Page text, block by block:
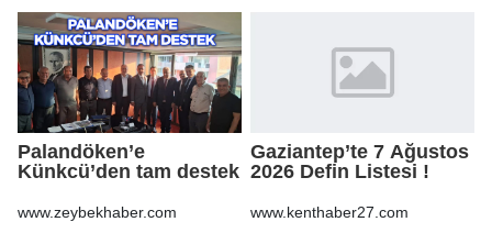
Palandöken’e
Künkcü’den tam destek
www.zeybekhaber.com
Gaziantep’te 7 Ağustos
2026 Defin Listesi !
www.kenthaber27.com